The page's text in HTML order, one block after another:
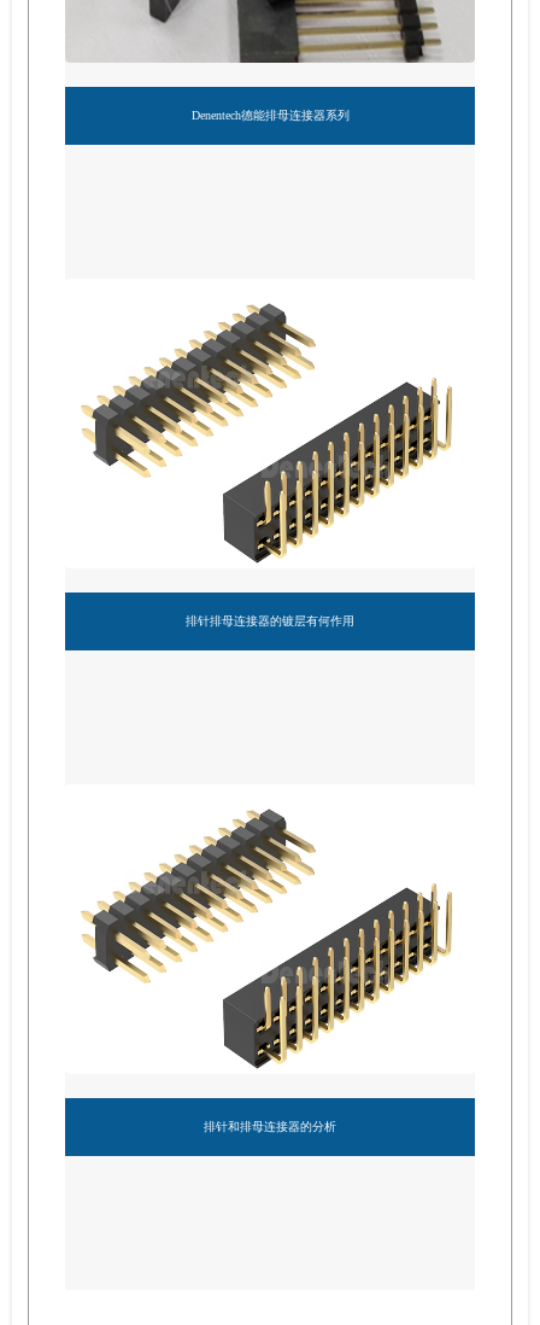
Denentech德能排母连接器系列
排针排母连接器的镀层有何作用
排针和排母连接器的分析